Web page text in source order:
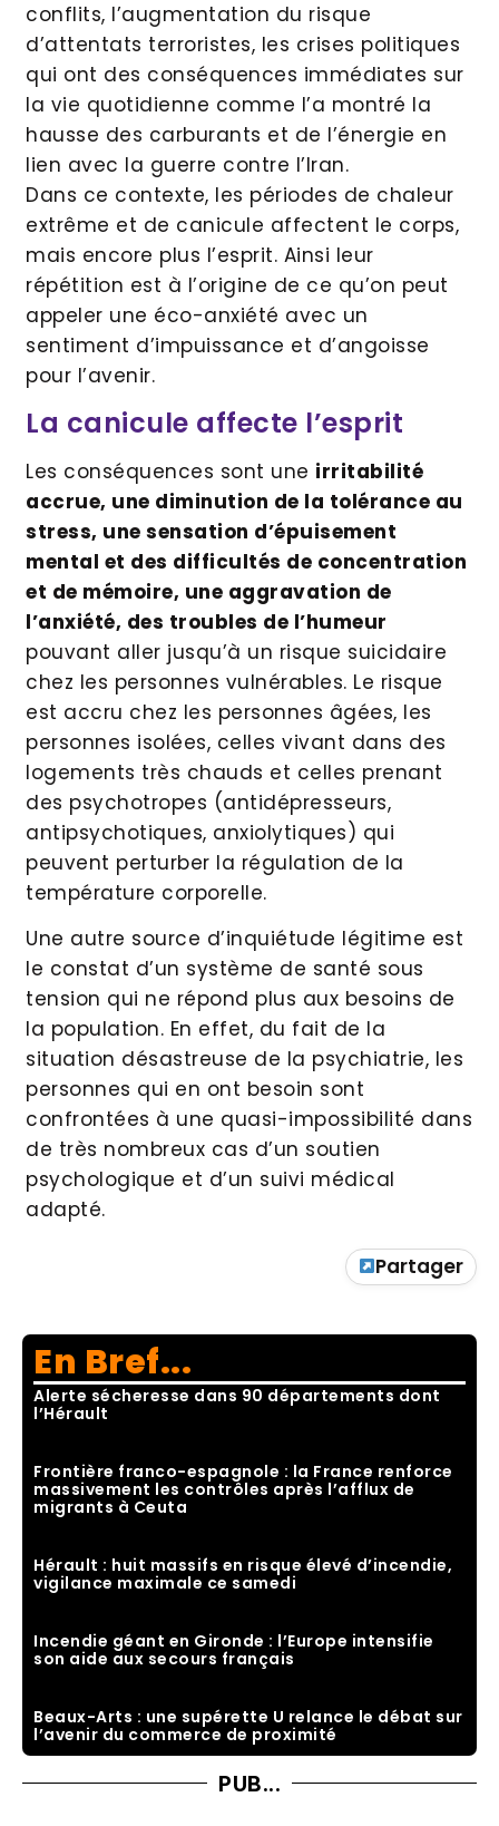
conflits, l’augmentation du risque
d’attentats terroristes, les crises politiques
qui ont des conséquences immédiates sur
la vie quotidienne comme l’a montré la
hausse des carburants et de l’énergie en
lien avec la guerre contre l’Iran.
Dans ce contexte, les périodes de chaleur
extrême et de canicule affectent le corps,
mais encore plus l’esprit. Ainsi leur
répétition est à l’origine de ce qu’on peut
appeler une éco-anxiété avec un
sentiment d’impuissance et d’angoisse
pour l’avenir.
La canicule affecte l’esprit
Les conséquences sont une irritabilité
accrue, une diminution de la tolérance au
stress, une sensation d’épuisement
mental et des difficultés de concentration
et de mémoire, une aggravation de
l’anxiété, des troubles de l’humeur
pouvant aller jusqu’à un risque suicidaire
chez les personnes vulnérables. Le risque
est accru chez les personnes âgées, les
personnes isolées, celles vivant dans des
logements très chauds et celles prenant
des psychotropes (antidépresseurs,
antipsychotiques, anxiolytiques) qui
peuvent perturber la régulation de la
température corporelle.
Une autre source d’inquiétude légitime est
le constat d’un système de santé sous
tension qui ne répond plus aux besoins de
la population. En effet, du fait de la
situation désastreuse de la psychiatrie, les
personnes qui en ont besoin sont
confrontées à une quasi-impossibilité dans
de très nombreux cas d’un soutien
psychologique et d’un suivi médical
adapté.
Partager
En Bref...
Alerte sécheresse dans 90 départements dont
l’Hérault
Frontière franco-espagnole : la France renforce
massivement les contrôles après l’afflux de
migrants à Ceuta
Hérault : huit massifs en risque élevé d’incendie,
vigilance maximale ce samedi
Incendie géant en Gironde : l’Europe intensifie
son aide aux secours français
Beaux-Arts : une supérette U relance le débat sur
l’avenir du commerce de proximité
PUB...